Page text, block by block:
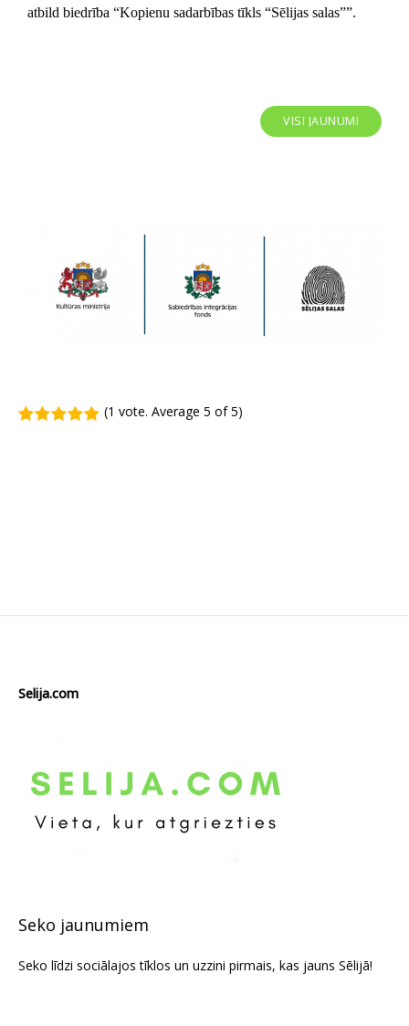
atbild biedrība “Kopienu sadarbības tīkls “Sēlijas salas””.
VISI JAUNUMI
(1 vote. Average 5 of 5)
Selija.com
Seko jaunumiem
Seko līdzi sociālajos tīklos un uzzini pirmais, kas jauns Sēlijā!